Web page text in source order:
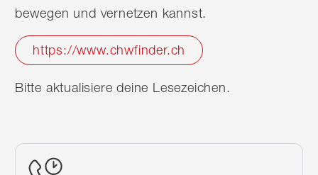
bewegen und vernetzen kannst.
https://www.chwfinder.ch
Bitte aktualisiere deine Lesezeichen.